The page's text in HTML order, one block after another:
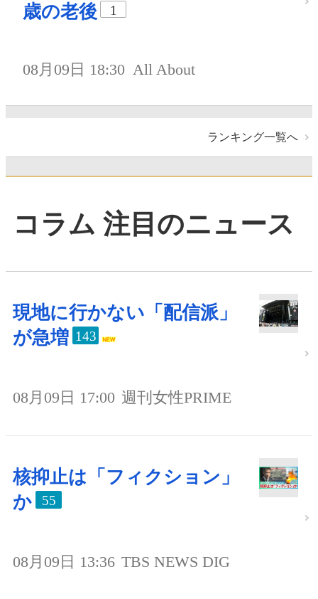
歳の老後
1
08月09日 18:30 All About
ランキング一覧へ
コラム 注目のニュース
現地に行かない「配信派」
が急増 143
08月09日 17:00 週刊女性PRIME
核抑止は「フィクション」
か
55
08月09日 13:36 TBS NEWS DIG